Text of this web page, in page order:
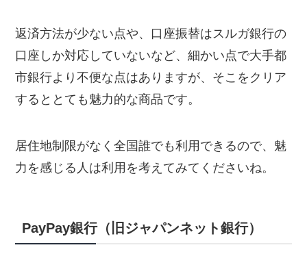
返済方法が少ない点や、口座振替はスルガ銀行の
口座しか対応していないなど、細かい点で大手都
市銀行より不便な点はありますが、そこをクリア
するととても魅力的な商品です。
居住地制限がなく全国誰でも利用できるので、魅
力を感じる人は利用を考えてみてくださいね。
PayPay銀行（旧ジャパンネット銀行）